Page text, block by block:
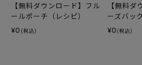
【無料ダウンロード】フル
ールポーチ（レシピ）
¥0 (税込)
【無料ダ
ーズバッ
シピ）
¥0 (税込)